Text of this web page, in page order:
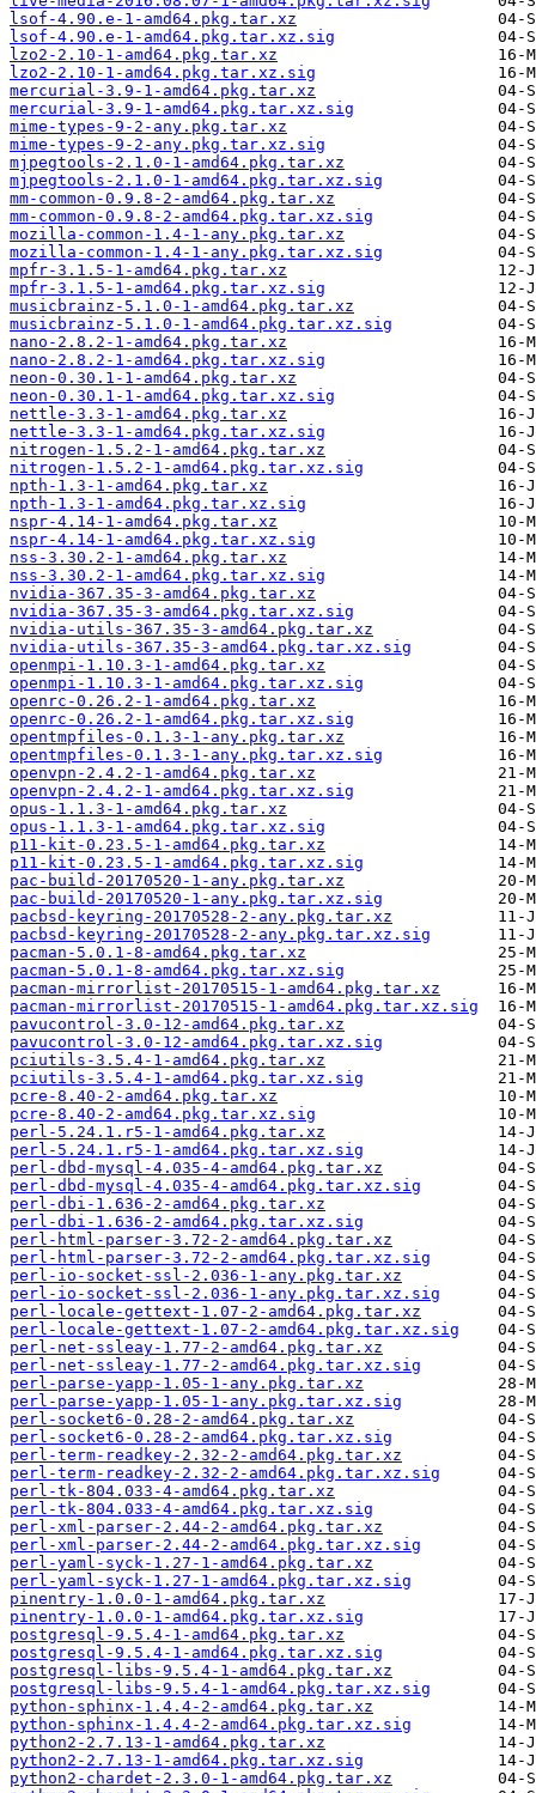
lsof-4.90.e-1-amd64.pkg.tar.xz
lsof-4.90.e-1-amd64.pkg.tar.xz.sig
lzo2-2.10-1-amd64.pkg.tar.xz
lzo2-2.10-1-amd64.pkg.tar.xz.sig
mercurial-3.9-1-amd64.pkg.tar.xz
mercurial-3.9-1-amd64.pkg.tar.xz.sig
mime-types-9-2-any.pkg.tar.xz
mime-types-9-2-any.pkg.tar.xz.sig
mjpegtools-2.1.0-1-amd64.pkg.tar.xz
mjpegtools-2.1.0-1-amd64.pkg.tar.xz.sig
mm-common-0.9.8-2-amd64.pkg.tar.xz
mm-common-0.9.8-2-amd64.pkg.tar.xz.sig
mozilla-common-1.4-1-any.pkg.tar.xz
mozilla-common-1.4-1-any.pkg.tar.xz.sig
mpfr-3.1.5-1-amd64.pkg.tar.xz
mpfr-3.1.5-1-amd64.pkg.tar.xz.sig
musicbrainz-5.1.0-1-amd64.pkg.tar.xz
musicbrainz-5.1.0-1-amd64.pkg.tar.xz.sig
nano-2.8.2-1-amd64.pkg.tar.xz
nano-2.8.2-1-amd64.pkg.tar.xz.sig
neon-0.30.1-1-amd64.pkg.tar.xz
neon-0.30.1-1-amd64.pkg.tar.xz.sig
nettle-3.3-1-amd64.pkg.tar.xz
nettle-3.3-1-amd64.pkg.tar.xz.sig
nitrogen-1.5.2-1-amd64.pkg.tar.xz
nitrogen-1.5.2-1-amd64.pkg.tar.xz.sig
npth-1.3-1-amd64.pkg.tar.xz
npth-1.3-1-amd64.pkg.tar.xz.sig
nspr-4.14-1-amd64.pkg.tar.xz
nspr-4.14-1-amd64.pkg.tar.xz.sig
nss-3.30.2-1-amd64.pkg.tar.xz
nss-3.30.2-1-amd64.pkg.tar.xz.sig
nvidia-367.35-3-amd64.pkg.tar.xz
nvidia-367.35-3-amd64.pkg.tar.xz.sig
nvidia-utils-367.35-3-amd64.pkg.tar.xz
nvidia-utils-367.35-3-amd64.pkg.tar.xz.sig
openmpi-1.10.3-1-amd64.pkg.tar.xz
openmpi-1.10.3-1-amd64.pkg.tar.xz.sig
openrc-0.26.2-1-amd64.pkg.tar.xz
openrc-0.26.2-1-amd64.pkg.tar.xz.sig
opentmpfiles-0.1.3-1-any.pkg.tar.xz
opentmpfiles-0.1.3-1-any.pkg.tar.xz.sig
openvpn-2.4.2-1-amd64.pkg.tar.xz
openvpn-2.4.2-1-amd64.pkg.tar.xz.sig
opus-1.1.3-1-amd64.pkg.tar.xz
opus-1.1.3-1-amd64.pkg.tar.xz.sig
p11-kit-0.23.5-1-amd64.pkg.tar.xz
p11-kit-0.23.5-1-amd64.pkg.tar.xz.sig
pac-build-20170520-1-any.pkg.tar.xz
pac-build-20170520-1-any.pkg.tar.xz.sig
pacbsd-keyring-20170528-2-any.pkg.tar.xz
pacbsd-keyring-20170528-2-any.pkg.tar.xz.sig
pacman-5.0.1-8-amd64.pkg.tar.xz
pacman-5.0.1-8-amd64.pkg.tar.xz.sig
pacman-mirrorlist-20170515-1-amd64.pkg.tar.xz
pacman-mirrorlist-20170515-1-amd64.pkg.tar.xz.sig
pavucontrol-3.0-12-amd64.pkg.tar.xz
pavucontrol-3.0-12-amd64.pkg.tar.xz.sig
pciutils-3.5.4-1-amd64.pkg.tar.xz
pciutils-3.5.4-1-amd64.pkg.tar.xz.sig
pcre-8.40-2-amd64.pkg.tar.xz
pcre-8.40-2-amd64.pkg.tar.xz.sig
perl-5.24.1.r5-1-amd64.pkg.tar.xz
perl-5.24.1.r5-1-amd64.pkg.tar.xz.sig
perl-dbd-mysql-4.035-4-amd64.pkg.tar.xz
perl-dbd-mysql-4.035-4-amd64.pkg.tar.xz.sig
perl-dbi-1.636-2-amd64.pkg.tar.xz
perl-dbi-1.636-2-amd64.pkg.tar.xz.sig
perl-html-parser-3.72-2-amd64.pkg.tar.xz
perl-html-parser-3.72-2-amd64.pkg.tar.xz.sig
perl-io-socket-ssl-2.036-1-any.pkg.tar.xz
perl-io-socket-ssl-2.036-1-any.pkg.tar.xz.sig
perl-locale-gettext-1.07-2-amd64.pkg.tar.xz
perl-locale-gettext-1.07-2-amd64.pkg.tar.xz.sig
perl-net-ssleay-1.77-2-amd64.pkg.tar.xz
perl-net-ssleay-1.77-2-amd64.pkg.tar.xz.sig
perl-parse-yapp-1.05-1-any.pkg.tar.xz
perl-parse-yapp-1.05-1-any.pkg.tar.xz.sig
perl-socket6-0.28-2-amd64.pkg.tar.xz
perl-socket6-0.28-2-amd64.pkg.tar.xz.sig
perl-term-readkey-2.32-2-amd64.pkg.tar.xz
perl-term-readkey-2.32-2-amd64.pkg.tar.xz.sig
perl-tk-804.033-4-amd64.pkg.tar.xz
perl-tk-804.033-4-amd64.pkg.tar.xz.sig
perl-xml-parser-2.44-2-amd64.pkg.tar.xz
perl-xml-parser-2.44-2-amd64.pkg.tar.xz.sig
perl-yaml-syck-1.27-1-amd64.pkg.tar.xz
perl-yaml-syck-1.27-1-amd64.pkg.tar.xz.sig
pinentry-1.0.0-1-amd64.pkg.tar.xz
pinentry-1.0.0-1-amd64.pkg.tar.xz.sig
postgresql-9.5.4-1-amd64.pkg.tar.xz
postgresql-9.5.4-1-amd64.pkg.tar.xz.sig
postgresql-libs-9.5.4-1-amd64.pkg.tar.xz
postgresql-libs-9.5.4-1-amd64.pkg.tar.xz.sig
python-sphinx-1.4.4-2-amd64.pkg.tar.xz
python-sphinx-1.4.4-2-amd64.pkg.tar.xz.sig
python2-2.7.13-1-amd64.pkg.tar.xz
python2-2.7.13-1-amd64.pkg.tar.xz.sig
python2-chardet-2.3.0-1-amd64.pkg.tar.xz